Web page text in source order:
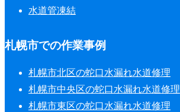
水道管凍結
札幌市での作業事例
札幌市北区の蛇口水漏れ水道修理
札幌市中央区の蛇口水漏れ水道修理
札幌市東区の蛇口水漏れ水道修理